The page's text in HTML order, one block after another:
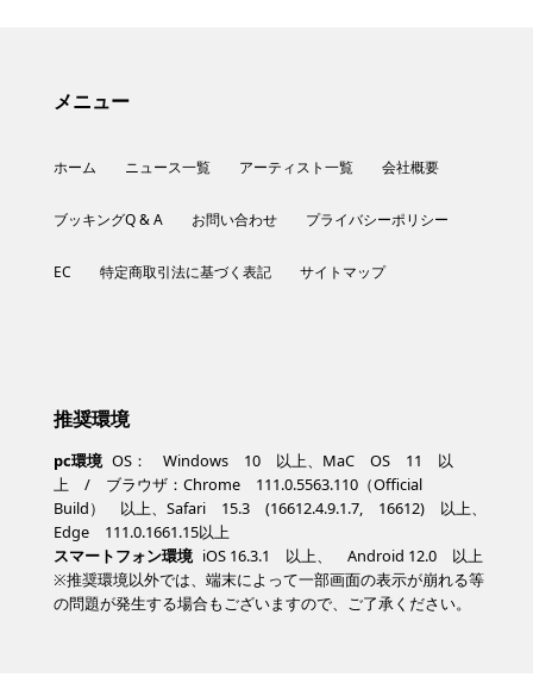
メニュー
ホーム ニュース一覧 アーティスト一覧 会社概要
ブッキングQ & A お問い合わせ プライバシーポリシー
EC 特定商取引法に基づく表記 サイトマップ
推奨環境
pc環境 OS： Windows 10 以上、MaC OS 11 以
上 / ブラウザ：Chrome 111.0.5563.110（Official
Build） 以上、Safari 15.3 (16612.4.9.1.7, 16612) 以上、
Edge 111.0.1661.15以上
スマートフォン環境 iOS 16.3.1 以上、 Android 12.0 以上
※推奨環境以外では、端末によって一部画面の表示が崩れる等
の問題が発生する場合もございますので、ご了承ください。